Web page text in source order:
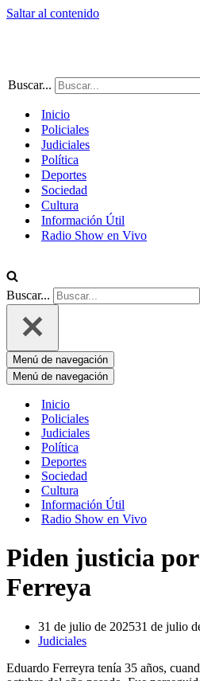
Saltar al contenido
Buscar...
Inicio
Policiales
Judiciales
Política
Deportes
Sociedad
Cultura
Información Útil
Radio Show en Vivo
Buscar...
Menú de navegación
Menú de navegación
Inicio
Policiales
Judiciales
Política
Deportes
Sociedad
Cultura
Información Útil
Radio Show en Vivo
Piden justicia
Ferreya
31 de julio de 202531 de julio
Judiciales
Eduardo Ferreyra tenía 35 años,